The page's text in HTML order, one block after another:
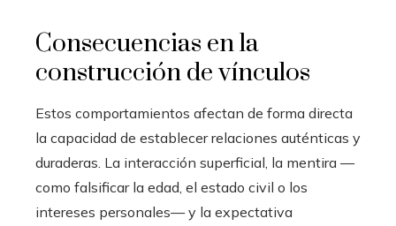
Consecuencias en la
construcción de vínculos
Estos comportamientos afectan de forma directa
la capacidad de establecer relaciones auténticas y
duraderas. La interacción superficial, la mentira —
como falsificar la edad, el estado civil o los
intereses personales— y la expectativa